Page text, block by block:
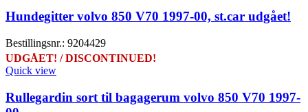
Hundegitter volvo 850 V70 1997-00, st.car udgået!
Bestillingsnr.: 9204429
UDGÅET! / DISCONTINUED!
Quick view
Rullegardin sort til bagagerum volvo 850 V70 1997-